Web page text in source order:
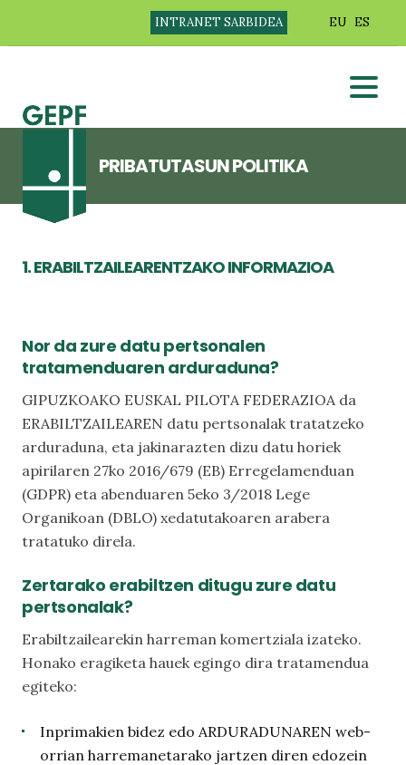
INTRANET SARBIDEA EU ES
PRIBATUTASUN POLITIKA
1. ERABILTZAILEARENTZAKO INFORMAZIOA
Nor da zure datu pertsonalen
tratamenduaren arduraduna?
GIPUZKOAKO EUSKAL PILOTA FEDERAZIOA da
ERABILTZAILEAREN datu pertsonalak tratatzeko
arduraduna, eta jakinarazten dizu datu horiek
apirilaren 27ko 2016/679 (EB) Erregelamenduan
(GDPR) eta abenduaren 5eko 3/2018 Lege
Organikoan (DBLO) xedatutakoaren arabera
tratatuko direla.
Zertarako erabiltzen ditugu zure datu
pertsonalak?
Erabiltzailearekin harreman komertziala izateko.
Honako eragiketa hauek egingo dira tratamendua
egiteko:
Inprimakien bidez edo ARDURADUNAREN web-
orrian harremanetarako jartzen diren edozein